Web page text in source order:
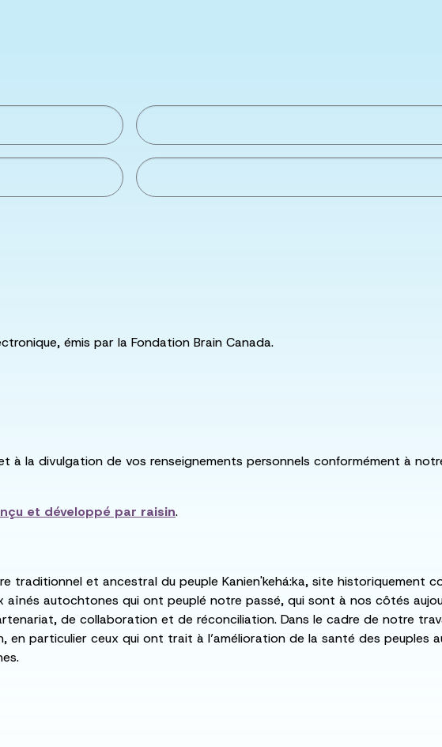
émis par la Fondation Brain Canada.
à la divulgation de vos renseignements personnels conformément à
et développé par raisin.
traditionnel et ancestral du peuple Kanien'kehá:ka, site historiquement
autochtones qui ont peuplé notre passé, qui sont à nos côtés
de collaboration et de réconciliation. Dans le cadre de notre
en particulier ceux qui ont trait à l’amélioration de la santé des peuples